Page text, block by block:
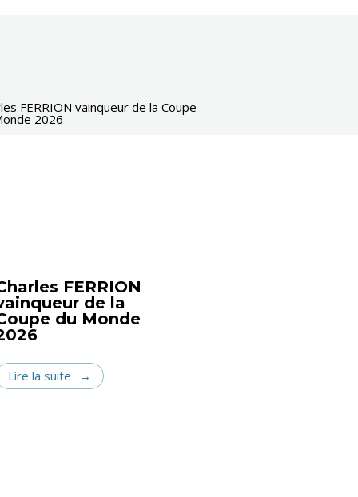
FERRION
de la
du Monde
Lire la suite